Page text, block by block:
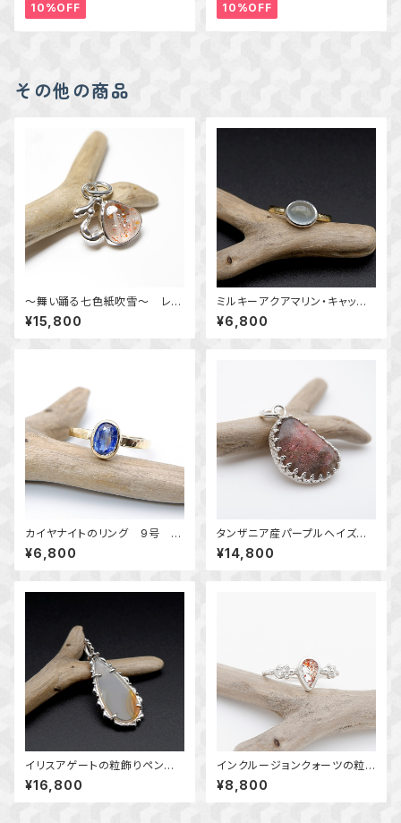
10%OFF 10%OFF
その他の商品
～舞い踊る七色紙吹雪～ レイ
ンボーコンフェッティサンストー
ンのデザインペンダント 天然
石アクセサリー 一点物 mac
¥15,800
ミルキーアクアマリン・キャッツ
アイのリング 約10号 横向き
～真鍮と銀の指輪～ 天然石ア
クセサリー 指輪 一点物
¥6,800
カイヤナイトのリング 9号 真
鍮 ～清らかな蒼～ 天然石
アクセサリー 指輪 一点物
macari
¥6,800
タンザニア産パープルヘイズサ
ンストーンの飾り枠ペンダント
2～幻惑の輝き～ 天然石アク
セサリー ペンダントトップ 一
¥14,800
イリスアゲートの粒飾りペンダ
ント ～虹を閉じ込めた石～
天然石アクセサリー 一点
物 macari
¥16,800
インクルージョンクォーツの粒
飾りリング 約10号 ～魅力的
な鉱物の世界～ 天然石リン
グ 指輪 一点物
¥8,800